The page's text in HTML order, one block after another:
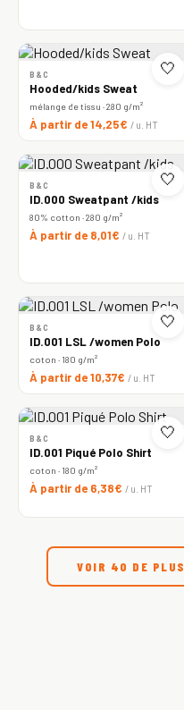
🤍
B&C
Hooded/kids Sweat
mélange de tissu · 280 g/m²
À partir de 14,25€ / u. HT
🤍
B&C
ID.000 Sweatpant /kids
80% cotton · 280 g/m²
À partir de 8,01€ / u. HT
🤍
B&C
ID.001 LSL /women Polo
coton · 180 g/m²
À partir de 10,37€ / u. HT
🤍
B&C
ID.001 Piqué Polo Shirt
coton · 180 g/m²
À partir de 6,38€ / u. HT
VOIR 40 DE PLUS